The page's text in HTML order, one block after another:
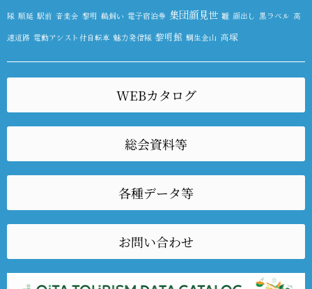
隊 順延 駅前 音楽会 黎明 鵜飼い 電子宿泊券 集団顔見世 雛 顔出し 黒ラベル 高
速道路 電動アシスト付自転車 魅力発信隊 黎明館 鯛生金山 高塚
WEBカタログ
総会資料等
各種データ等
お問い合わせ